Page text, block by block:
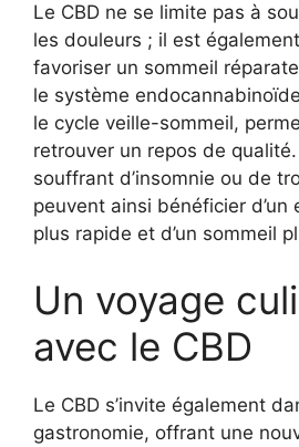
Le CBD ne se limite pas à
les douleurs ; il est
favoriser un sommeil
le système
le cycle veille-sommeil,
retrouver un repos de
souffrant d’insomnie ou de
peuvent ainsi bénéficier d’un
plus rapide et d’un sommeil
Un voyage
avec le CBD
Le CBD s’invite également
gastronomie, offrant une